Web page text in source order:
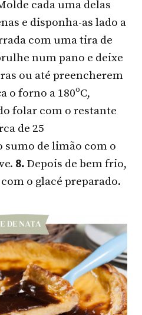
cada uma delas
e disponha-as lado a
com uma tira de
num pano e deixe
ou até preencherem
o forno a 180ºC,
folar com o restante
de 25
sumo de limão com o
8. Depois de bem frio,
o glacé preparado.